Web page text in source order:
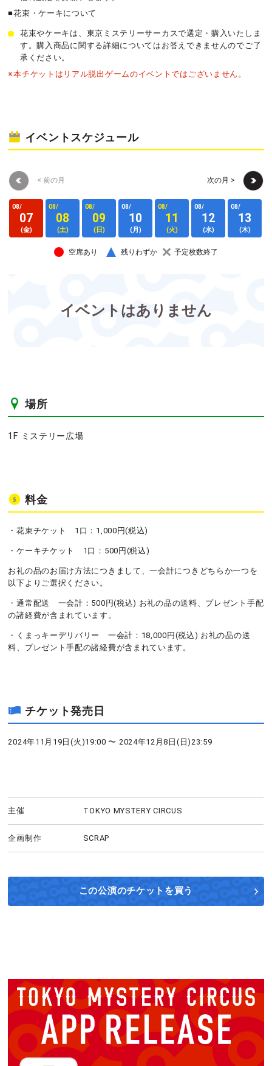
■花束・ケーキについて
花束やケーキは、東京ミステリーサーカスで選定・購入いたしま
す。購入商品に関する詳細についてはお答えできませんのでご了
承ください。
※本チケットはリアル脱出ゲームのイベントではございません。
イベントスケジュール
< 前の月 次の月 >
08/
07
(金)
08/
08
(土)
08/
09
(日)
08/
10
(月)
08/
11
(火)
08/
12
(水)
08/
13
(木)
空席あり 残りわずか 予定枚数終了
イベントはありません
場所
1F ミステリー広場
料金
・花束チケット 1口：1,000円(税込)
・ケーキチケット 1口：500円(税込)
お礼の品のお届け方法につきまして、一会計につきどちらか一つを
以下よりご選択ください。
・通常配送 一会計：500円(税込) お礼の品の送料、プレゼント手配
の諸経費が含まれています。
・くまっキーデリバリー 一会計：18,000円(税込) お礼の品の送
料、プレゼント手配の諸経費が含まれています。
チケット発売日
2024年11月19日(火)19:00 〜 2024年12月8日(日)23:59
主催 TOKYO MYSTERY CIRCUS
企画制作 SCRAP
この公演のチケットを買う